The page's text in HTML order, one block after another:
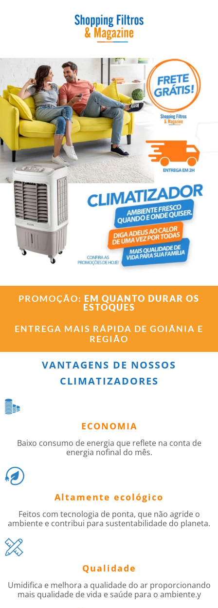
PROMOÇÃO: EM QUANTO DURAR OS
ESTOQUES
ENTREGA MAIS RÁPIDA DE GOIÂNIA E
REGIÃO
VANTAGENS DE NOSSOS
CLIMATIZADORES
ECONOMIA
Baixo consumo de energia que reflete na conta de
energia nofinal do mês.
Altamente ecológico
Feitos com tecnologia de ponta, que não agride o
ambiente e contribui para sustentabilidade do planeta.
Qualidade
Umidifica e melhora a qualidade do ar proporcionando
mais qualidade de vida e saúde para o ambiente.y